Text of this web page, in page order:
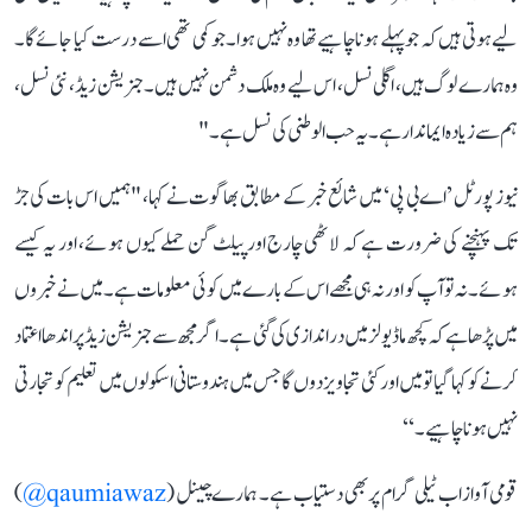
لیے ہوتی ہیں کہ جو پہلے ہونا چاہیے تھا وہ نہیں ہوا۔ جو کمی تھی اسے درست کیا جائے گا۔
وہ ہمارے لوگ ہیں، اگلی نسل، اس لیے وہ ملک دشمن نہیں ہیں۔ جنریشن زیڈ ، نئی نسل،
ہم سے زیادہ ایماندار ہے۔ یہ حب الوطنی کی نسل ہے۔"
نیوز پورٹل ’اے بی پی‘ میں شائع خبر کے مطابق بھاگوت نے کہا، "ہمیں اس بات کی جڑ
تک پہنچنے کی ضرورت ہے کہ لاٹھی چارج اور پیلٹ گن حملے کیوں ہوئے، اور یہ کیسے
ہوئے۔ نہ تو آپ کو اور نہ ہی مجھے اس کے بارے میں کوئی معلومات ہے۔ میں نے خبروں
میں پڑھا ہے کہ کچھ ماڈیولز میں دراندازی کی گئی ہے۔ اگر مجھ سے جنریشن زیڈ پر اندھا اعتماد
کرنے کو کہا گیا تو میں اور کئی تجاویز دوں گا جس میں ہندوستانی اسکولوں میں تعلیم کو تجارتی
نہیں ہونا چاہیے۔‘‘
قومی آواز اب ٹیلی گرام پر بھی دستیاب ہے۔ ہمارے چینل (qaumiawaz@
)